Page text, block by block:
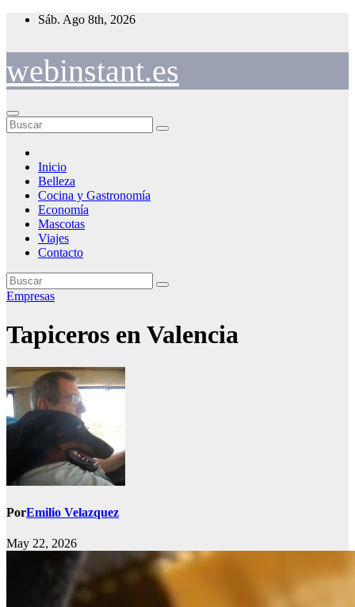
Saltar
Sáb. Ago 8th, 2026
webinstant.es
Inicio
Belleza
Cocina y Gastronomía
Economía
Mascotas
Viajes
Contacto
Empresas
Tapiceros en Valencia
PorEmilio Velazquez
May 22, 2026